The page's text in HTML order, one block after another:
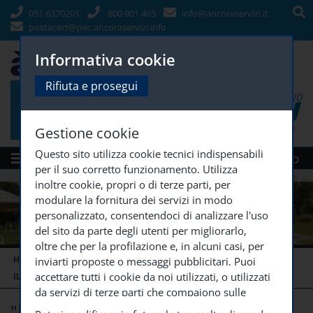
Menù Siti Gruppo
051 6370201 800 901 465
info@ancoraservizi.it
postacert@pec.ancoraservizi.info
HOME
MADRE TERESA DI CALCUTTA
IL GIORNALINO DEL MADRE TERESA
"INCONTRARSI NEI...
Informativa cookie
Rifiuta e prosegui
Gestione cookie
Questo sito utilizza cookie tecnici indispensabili
per il suo corretto funzionamento. Utilizza
inoltre cookie, propri o di terze parti, per
modulare la fornitura dei servizi in modo
personalizzato, consentendoci di analizzare l'uso
del sito da parte degli utenti per migliorarlo,
oltre che per la profilazione e, in alcuni casi, per
inviarti proposte o messaggi pubblicitari. Puoi
accettare tutti i cookie da noi utilizzati, o utilizzati
da servizi di terze parti che compaiono sulle
pagine di questo sito, premendo il pulsante